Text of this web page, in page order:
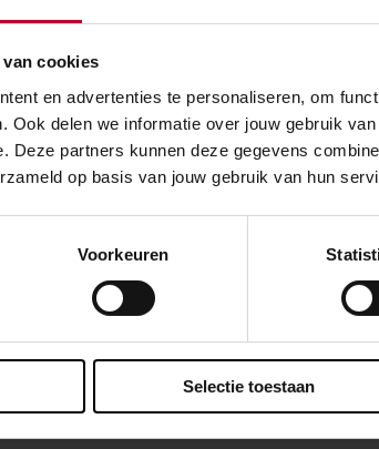
cookies
en advertenties te personaliseren, om
Ook delen we informatie over jouw gebruik
Deze partners kunnen deze gegevens
op basis van jouw gebruik van hun
Voorkeuren
Selectie toestaan
we doen?
de in- en uitcheckpoorten om zo de nieuwe
bereikbaar te maken. De huidige trap zit
verplaatsen deze naar de oostzijde van
zat. De nieuwe lift wordt ook in deze
van de stationsentree te staan.